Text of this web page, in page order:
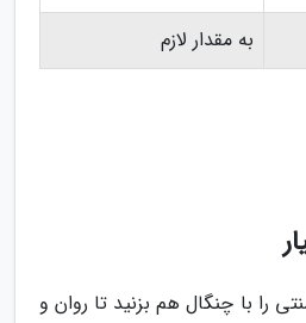
به مقدار لازم
را با چنگال هم بزنید تا روان و